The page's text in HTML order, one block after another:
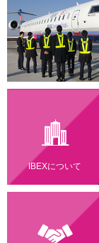
IBEXについて